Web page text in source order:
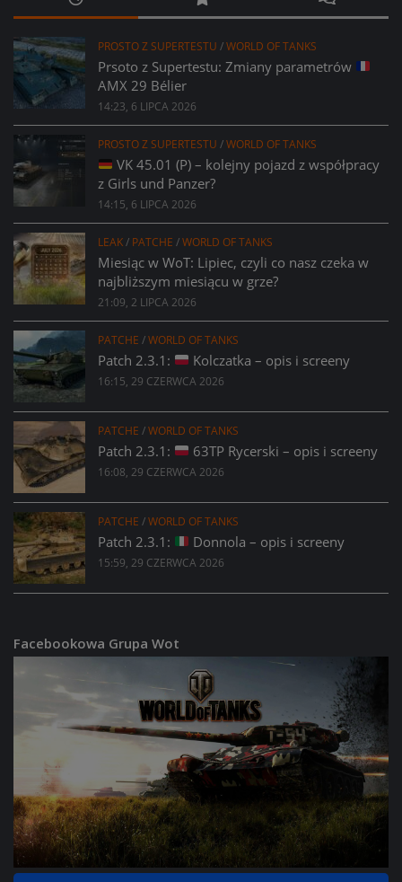
PROSTO Z SUPERTESTU /WORLD OF TANKS
Prsoto z Supertestu: Zmiany parametrów
AMX 29 Bélier
14:23, 6 LIPCA 2026
PROSTO Z SUPERTESTU /WORLD OF TANKS
VK 45.01 (P) – kolejny pojazd z współpracy
z Girls und Panzer?
14:15, 6 LIPCA 2026
LEAK/ PATCHE /WORLD OF TANKS
Miesiąc w WoT: Lipiec, czyli co nasz czeka w
najbliższym miesiącu w grze?
21:09, 2 LIPCA 2026
PATCHE /WORLD OF TANKS
Patch 2.3.1: Kolczatka – opis i screeny
16:15, 29 CZERWCA 2026
PATCHE /WORLD OF TANKS
Patch 2.3.1: 63TP Rycerski – opis i screeny
16:08, 29 CZERWCA 2026
PATCHE /WORLD OF TANKS
Patch 2.3.1: Donnola – opis i screeny
15:59, 29 CZERWCA 2026
Facebookowa Grupa Wot